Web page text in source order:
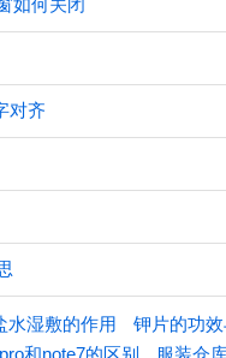
如何关闭
对齐
水湿敷的作用 钾片的功
和note7的区别 服装仓